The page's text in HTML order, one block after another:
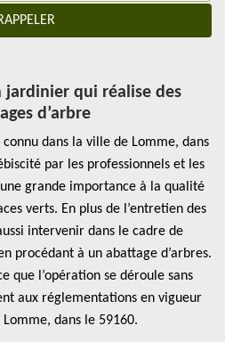
qui réalise des
d’arbre
dans la ville de Lomme, dans
par les professionnels et les
grande importance à la qualité
verts. En plus de l’entretien des
intervenir dans le cadre de
procédant à un abattage d’arbres.
que l’opération se déroule sans
aux réglementations en vigueur
dans le 59160.